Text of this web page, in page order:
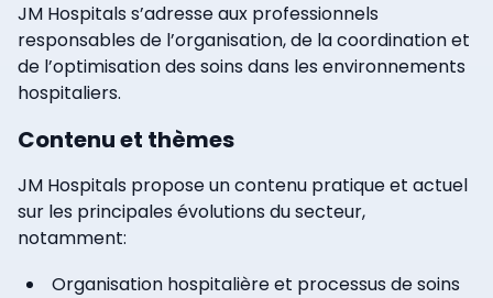
JM Hospitals s’adresse aux professionnels
responsables de l’organisation, de la coordination et
de l’optimisation des soins dans les environnements
hospitaliers.
Contenu et thèmes
JM Hospitals propose un contenu pratique et actuel
sur les principales évolutions du secteur,
notamment:
Organisation hospitalière et processus de soins